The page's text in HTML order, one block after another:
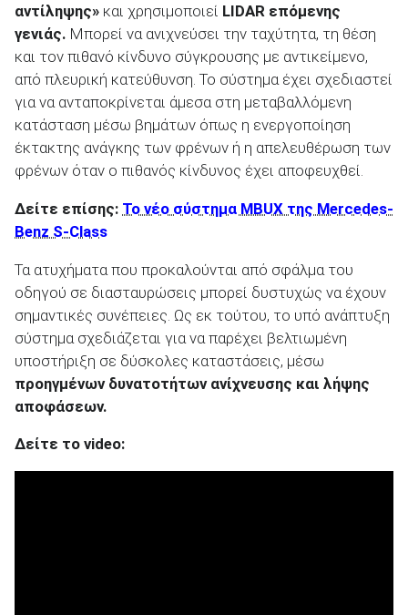
αντίληψης» και χρησιμοποιεί LIDAR επόμενης
γενιάς. Μπορεί να ανιχνεύσει την ταχύτητα, τη θέση
και τον πιθανό κίνδυνο σύγκρουσης με αντικείμενο,
από πλευρική κατεύθυνση. Το σύστημα έχει σχεδιαστεί
για να ανταποκρίνεται άμεσα στη μεταβαλλόμενη
κατάσταση μέσω βημάτων όπως η ενεργοποίηση
έκτακτης ανάγκης των φρένων ή η απελευθέρωση των
φρένων όταν ο πιθανός κίνδυνος έχει αποφευχθεί.
Δείτε επίσης: Το νέο σύστημα MBUX της Mercedes-
Benz S-Class
Τα ατυχήματα που προκαλούνται από σφάλμα του
οδηγού σε διασταυρώσεις μπορεί δυστυχώς να έχουν
σημαντικές συνέπειες. Ως εκ τούτου, το υπό ανάπτυξη
σύστημα σχεδιάζεται για να παρέχει βελτιωμένη
υποστήριξη σε δύσκολες καταστάσεις, μέσω
προηγμένων δυνατοτήτων ανίχνευσης και λήψης
αποφάσεων.
Δείτε το video: